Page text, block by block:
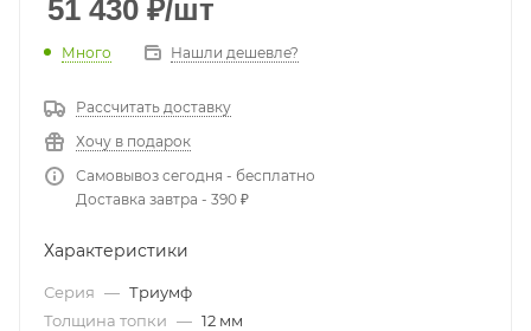
51 430 ₽/шт
Много Нашли дешевле?
Рассчитать доставку
Хочу в подарок
Самовывоз сегодня - бесплатно
Доставка завтра - 390 ₽
Характеристики
Серия — Триумф
Толщина топки — 12 мм